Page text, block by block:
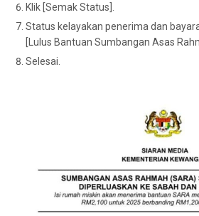
Klik [Semak Status].
Status kelayakan penerima dan
[Lulus Bantuan Sumbangan Asas
Selesai.